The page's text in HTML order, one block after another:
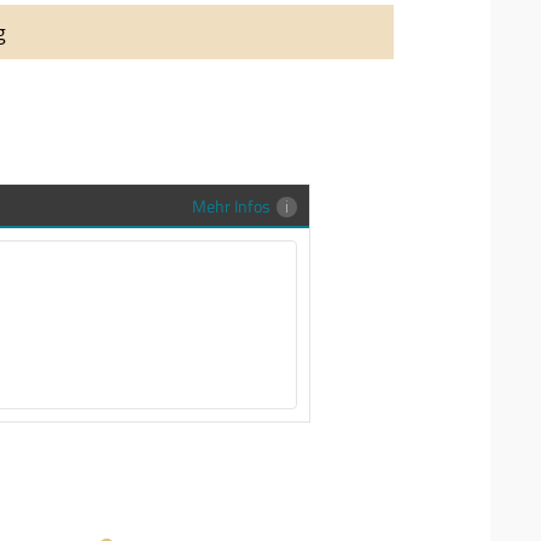
auch richtig in Szene zu setzen,
Trauringe-EFES Tragetasche inkl.
Sendung zu schützen und
Mehr Infos